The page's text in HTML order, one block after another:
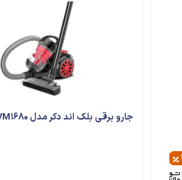
جارو برقی بلک اند دکر مدل VM1680